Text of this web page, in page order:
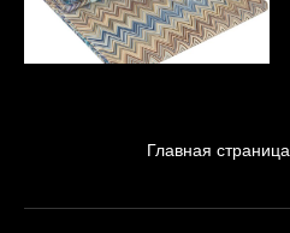
Главная страница